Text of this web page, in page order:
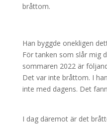
bråttom.
Han byggde onekligen
För tanken som slår mig
sommaren 2022 är
Det var inte bråttom. I
inte med dagens. Det
I dag däremot är det